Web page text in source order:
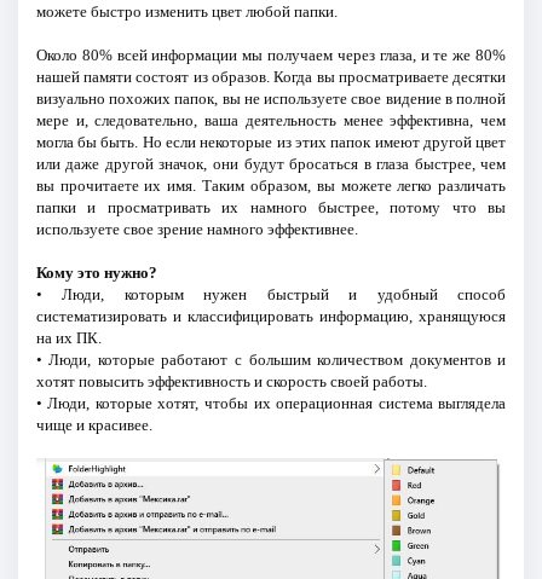
можете быстро изменить цвет любой папки.
Около 80% всей информации мы получаем через глаза, и те же 80%
нашей памяти состоят из образов. Когда вы просматриваете десятки
визуально похожих папок, вы не используете свое видение в полной
мере и, следовательно, ваша деятельность менее эффективна, чем
могла бы быть. Но если некоторые из этих папок имеют другой цвет
или даже другой значок, они будут бросаться в глаза быстрее, чем
вы прочитаете их имя. Таким образом, вы можете легко различать
папки и просматривать их намного быстрее, потому что вы
используете свое зрение намного эффективнее.
Кому это нужно?
• Люди, которым нужен быстрый и удобный способ
систематизировать и классифицировать информацию, хранящуюся
на их ПК.
• Люди, которые работают с большим количеством документов и
хотят повысить эффективность и скорость своей работы.
• Люди, которые хотят, чтобы их операционная система выглядела
чище и красивее.